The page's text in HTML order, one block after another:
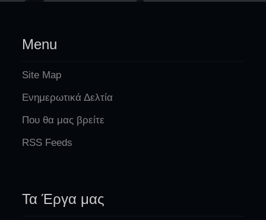
Menu
Site Map
Ενημερωτικά Δελτία
Που θα μας βρείτε
RSS Feeds
Τα Έργα μας